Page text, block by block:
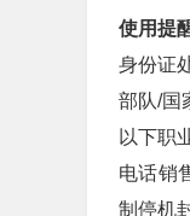
使用提
身份证
部队/国
以下职
电话销
制停机